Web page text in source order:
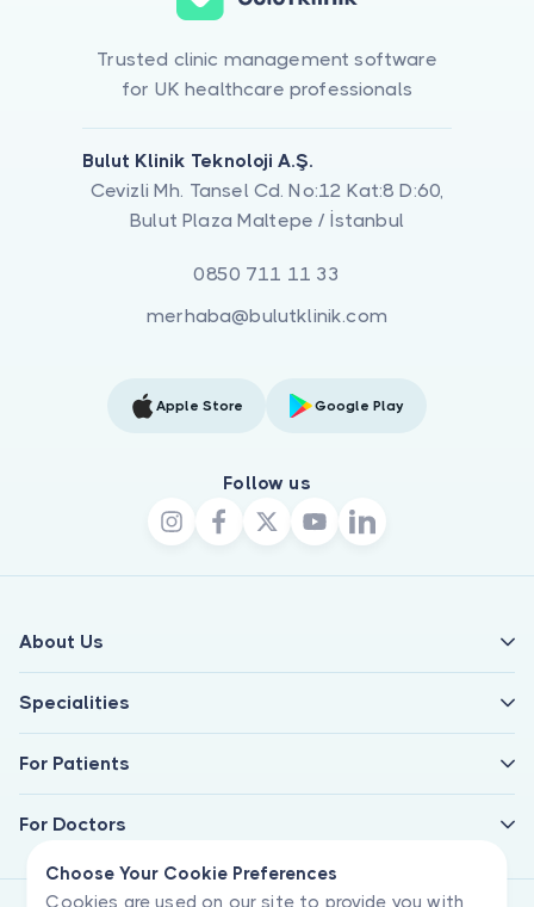
Choose Your Cookie Preferences
Cookies are used on our site to provide you with
Trusted clinic management software
for UK healthcare professionals
Bulut Klinik Teknoloji A.Ş.
Cevizli Mh. Tansel Cd. No:12 Kat:8 D:60,
Bulut Plaza Maltepe / İstanbul
0850 711 11 33
merhaba@bulutklinik.com
Apple Store Google Play
Follow us
About Us
Specialities
For Patients
For Doctors